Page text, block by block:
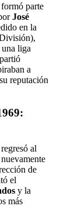
formó parte
José
en la
liga
a
reputación
regresó al
de
el
y la
más